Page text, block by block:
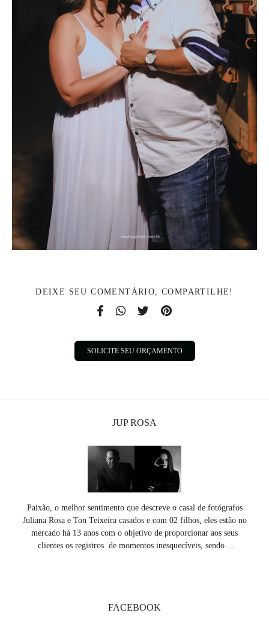
DEIXE SEU COMENTÁRIO, COMPARTILHE!
SOLICITE SEU ORÇAMENTO
JUP ROSA
Paixão, o melhor sentimento que descreve o casal de fotógrafos
Juliana Rosa e Ton Teixeira casados e com 02 filhos, eles estão no
mercado há 13 anos com o objetivo de proporcionar aos seus
clientes os registros de momentos inesquecíveis, sendo ...
FACEBOOK